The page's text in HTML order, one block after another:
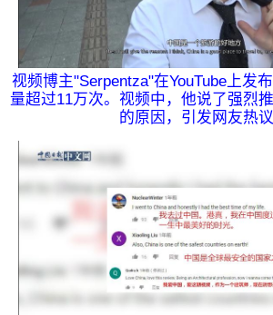
视频博主"Serpentza"在YouTube上发
量超过11万次。视频中，他说了强烈
的原因，引发网友热议